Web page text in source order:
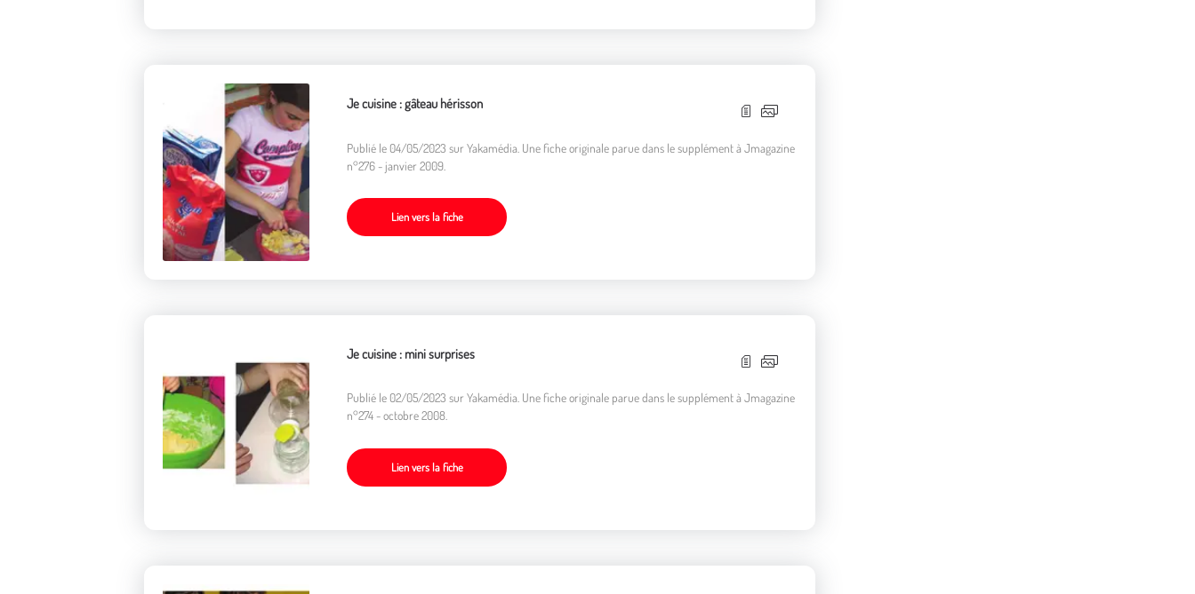
Je cuisine : gâteau hérisson
Publié le 04/05/2023 sur Yakamédia. Une fiche originale parue dans le supplément à Jmagazine
n°276 - janvier 2009.
Lien vers la fiche
Je cuisine : mini surprises
Publié le 02/05/2023 sur Yakamédia. Une fiche originale parue dans le supplément à Jmagazine
n°274 - octobre 2008.
Lien vers la fiche